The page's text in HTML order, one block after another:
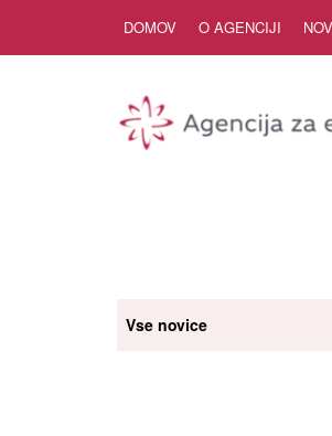
DOMOV O AGENCIJI
Vse novice